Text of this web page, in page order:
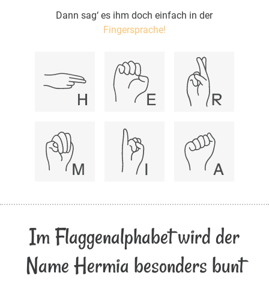
Dann sag‘ es ihm doch einfach in der
Fingersprache!
Im Flaggenalphabet wird der
Name Hermia besonders bunt